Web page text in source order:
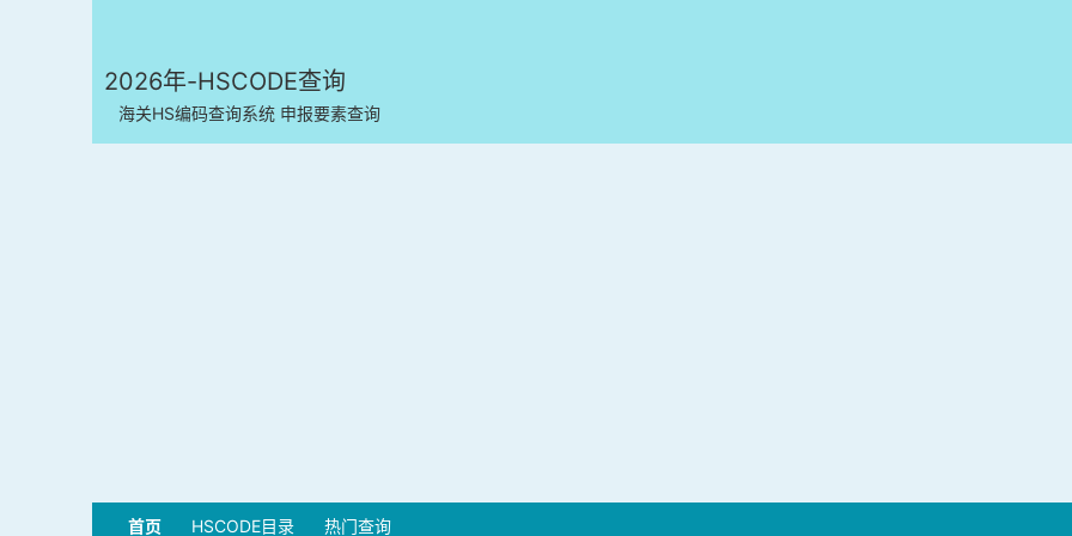
2026年-HSCODE查询
海关HS编码查询系统 申报要素查询
首页 HSCODE目录 热门查询